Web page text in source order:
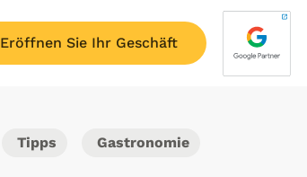
Eröffnen Sie Ihr Geschäft
Tipps Gastronomie